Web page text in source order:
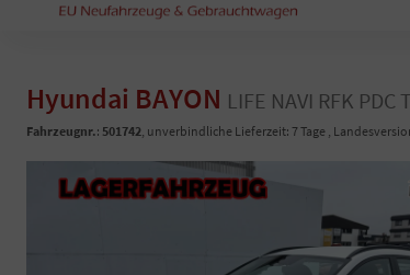
Hyundai BAYON LIFE NAVI RFK PDC
Fahrzeugnr.: 501742, unverbindliche Lieferzeit: 7 Tage ,